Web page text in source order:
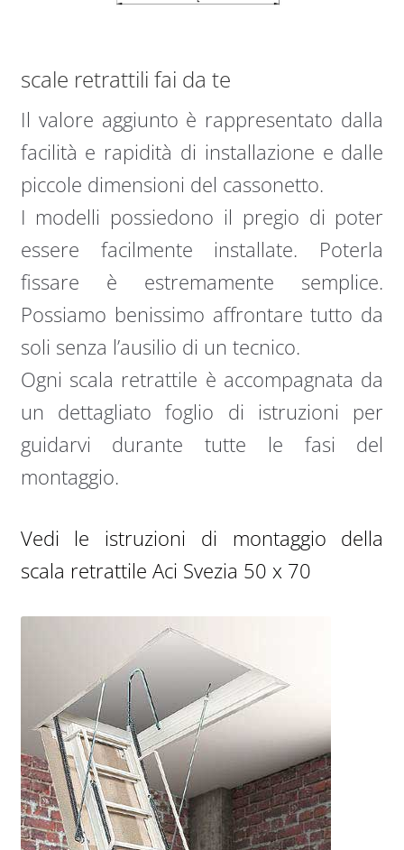
scale retrattili fai da te
Il valore aggiunto è rappresentato dalla
facilità e rapidità di installazione e dalle
piccole dimensioni del cassonetto.
I modelli possiedono il pregio di poter
essere facilmente installate. Poterla
fissare è estremamente semplice.
Possiamo benissimo affrontare tutto da
soli senza l’ausilio di un tecnico.
Ogni scala retrattile è accompagnata da
un dettagliato foglio di istruzioni per
guidarvi durante tutte le fasi del
montaggio.
Vedi le istruzioni di montaggio della
scala retrattile Aci Svezia 50 x 70